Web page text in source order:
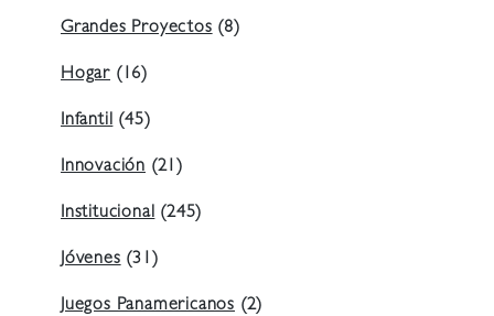
Grandes Proyectos (8)
Hogar (16)
Infantil (45)
Innovación (21)
Institucional (245)
Jóvenes (31)
Juegos Panamericanos (2)